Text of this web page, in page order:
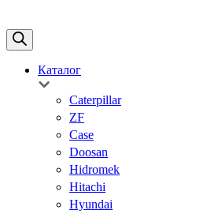
Каталог
Caterpillar
ZF
Case
Doosan
Hidromek
Hitachi
Hyundai